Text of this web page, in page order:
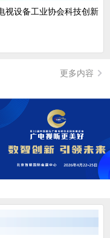
视设备工业协会科技创新
更多内容